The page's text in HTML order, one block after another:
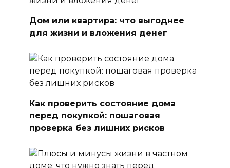
Дом или квартира: что выгоднее
для жизни и вложения денег
Как проверить состояние дома
перед покупкой: пошаговая
проверка без лишних рисков